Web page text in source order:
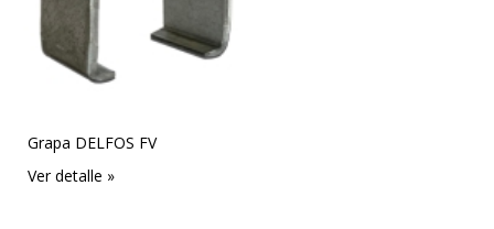
Grapa DELFOS FV
Ver detalle »